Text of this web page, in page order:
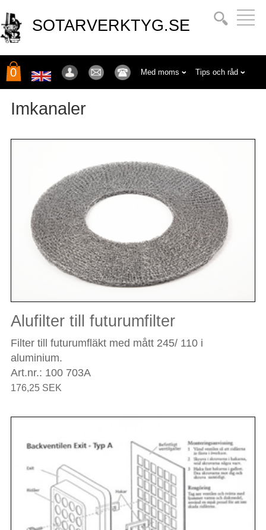
SOTARVERKTYG.SE
0 Med moms Tips och råd
Imkanaler
Alufilter till futurumfilter
Filter till futurumfläkt med mått 245/ 110 i
aluminium.
Art.nr.: 100 703A
176,25 SEK